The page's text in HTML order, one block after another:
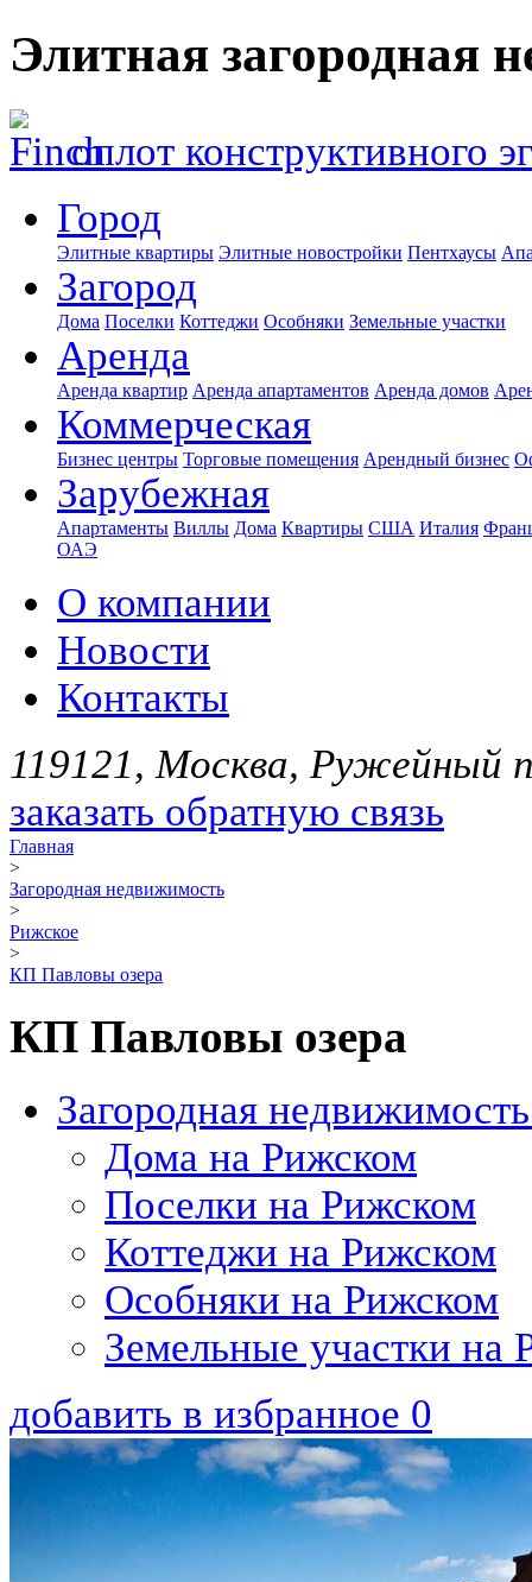
Элитная загородная
оплот конструктивного
Город
Элитные квартиры Элитные новостройки Пентхаусы
Загород
Дома Поселки Коттеджи Особняки Земельные участки
Аренда
Аренда квартир Аренда апартаментов Аренда домов
Коммерческая
Бизнес центры Торговые помещения Арендный бизнес
Зарубежная
Апартаменты Виллы Дома Квартиры США Италия
ОАЭ
О компании
Новости
Контакты
119121, Москва, Ружейный
заказать обратную связь
Главная
>
Загородная недвижимость
>
Рижское
>
КП Павловы озера
КП Павловы озера
Загородная
Дома на Рижском
Поселки на Рижском
Коттеджи на Рижском
Особняки на Рижском
Земельные участки на
добавить в избранное 0